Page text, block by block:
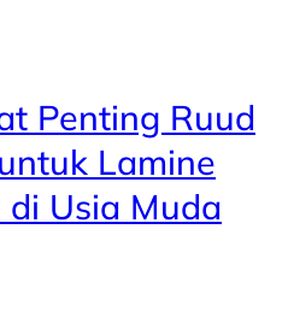
Penting Ruud
Lamine
di Usia Muda